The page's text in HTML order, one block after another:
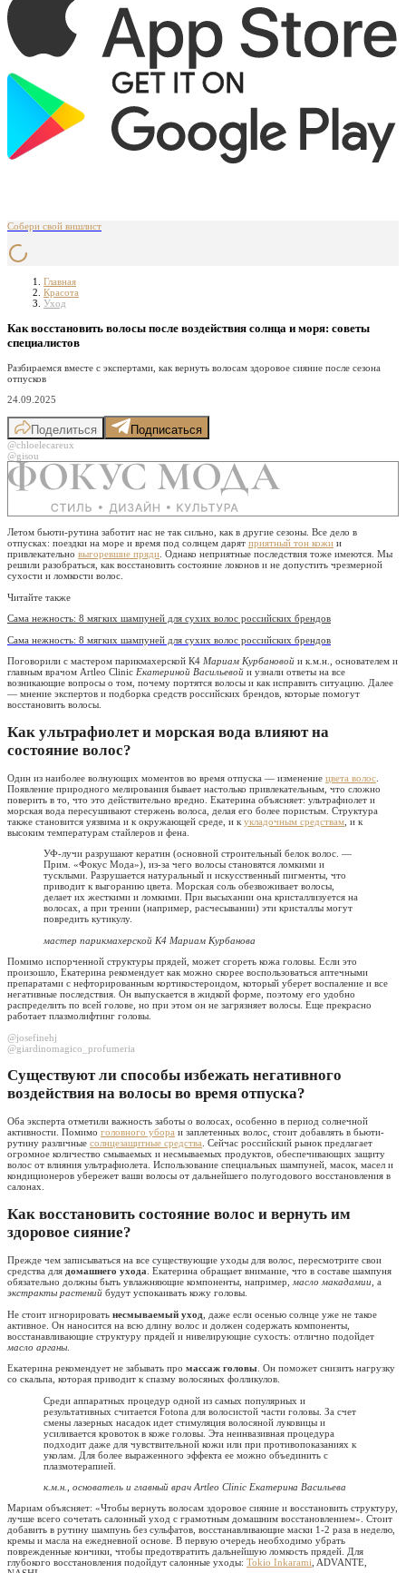
Собери свой вишлист
Главная
Красота
Уход
Как восстановить волосы после воздействия солнца и моря: советы
специалистов
Разбираемся вместе с экспертами, как вернуть волосам здоровое сияние после сезона
отпусков
24.09.2025
Поделиться Подписаться
@chloelecareux
@gisou
Летом бьюти-рутина заботит нас не так сильно, как в другие сезоны. Все дело в
отпусках: поездки на море и время под солнцем дарят приятный тон кожи и
привлекательно выгоревшие пряди . Однако неприятные последствия тоже имеются. Мы
решили разобраться, как восстановить состояние локонов и не допустить чрезмерной
сухости и ломкости волос.
Читайте также
Сама нежность: 8 мягких шампуней для сухих волос российских брендов
Сама нежность: 8 мягких шампуней для сухих волос российских брендов
Поговорили с мастером парикмахерской К4 Мариам Курбановой и к.м.н., основателем и
главным врачом Artleo Clinic Екатериной Васильевой и узнали ответы на все
возникающие вопросы о том, почему портятся волосы и как исправить ситуацию. Далее
— мнение экспертов и подборка средств российских брендов, которые помогут
восстановить волосы.
Как ультрафиолет и морская вода влияют на
состояние волос?
Один из наиболее волнующих моментов во время отпуска — изменение цвета волос
Появление природного мелирования бывает настолько привлекательным, что сложно
поверить в то, что это действительно вредно. Екатерина объясняет: ультрафиолет и
морская вода пересушивают стержень волоса, делая его более пористым. Структура
также становится уязвима и к окружающей среде, и к укладочным средствам , и к
высоким температурам стайлеров и фена.
УФ-лучи разрушают кератин (основной строительный белок волос. —
Прим. «Фокус Мода»), из-за чего волосы становятся ломкими и
тусклыми. Разрушается натуральный и искусственный пигменты, что
приводит к выгоранию цвета. Морская соль обезвоживает волосы,
делает их жесткими и ломкими. При высыхании она кристаллизуется на
волосах, а при трении (например, расчесывании) эти кристаллы могут
повредить кутикулу.
мастер парикмахерской К4 Мариам Курбанова
Помимо испорченной структуры прядей, может сгореть кожа головы. Если это
произошло, Екатерина рекомендует как можно скорее воспользоваться аптечными
препаратами с нефторированным кортикостероидом, который уберет воспаление и все
негативные последствия. Он выпускается в жидкой форме, поэтому его удобно
распределить по всей голове, но при этом он не загрязняет волосы. Еще прекрасно
работает плазмолифтинг головы.
@josefinehj
@giardinomagico_profumeria
Существуют ли способы избежать негативного
воздействия на волосы во время отпуска?
Оба эксперта отметили важность заботы о волосах, особенно в период солнечной
активности. Помимо головного убора и заплетенных волос, стоит добавлять в бьюти-
рутину различные солнцезащитные средства. Сейчас российский рынок предлагает
огромное количество смываемых и несмываемых продуктов, обеспечивающих защиту
волос от влияния ультрафиолета. Использование специальных шампуней, масок, масел и
кондиционеров убережет ваши волосы от дальнейшего полугодового восстановления в
салонах.
Как восстановить состояние волос и вернуть им
здоровое сияние?
Прежде чем записываться на все существующие уходы для волос, пересмотрите свои
средства для домашнего ухода . Екатерина обращает внимание, что в составе шампуня
обязательно должны быть увлажняющие компоненты, например, масло макадамии , а
экстракты растений будут успокаивать кожу головы.
Не стоит игнорировать несмываемый уход , даже если осенью солнце уже не такое
активное. Он наносится на всю длину волос и должен содержать компоненты,
восстанавливающие структуру прядей и нивелирующие сухость: отлично подойдет
масло арганы
Екатерина рекомендует не забывать про массаж головы . Он поможет снизить нагрузку
со скальпа, которая приводит к спазму волосяных фолликулов.
Среди аппаратных процедур одной из самых популярных и
результативных считается Fotona для волосистой части головы. За счет
смены лазерных насадок идет стимуляция волосяной луковицы и
усиливается кровоток в коже головы. Эта неинвазивная процедура
подходит даже для чувствительной кожи или при противопоказаниях к
уколам. Для более выраженного эффекта ее можно объединить с
плазмотерапией.
к.м.н., основатель и главный врач Artleo Clinic Екатерина Васильева
Мариам объясняет: «Чтобы вернуть волосам здоровое сияние и восстановить структуру,
лучше всего сочетать салонный уход с грамотным домашним восстановлением». Стоит
добавить в рутину шампунь без сульфатов, восстанавливающие маски 1-2 раза в неделю,
кремы и масла на ежедневной основе. В первую очередь необходимо убрать
поврежденные кончики, чтобы предотвратить дальнейшую ломкость прядей. Для
глубокого восстановления подойдут салонные уходы: Tokio Inkarami, ADVANTE,